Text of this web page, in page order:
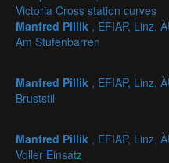
Victoria Cross station curves
Manfred Pillik , EFIAP, Linz,
Am Stufenbarren
Manfred Pillik , EFIAP, Linz,
Bruststil
Manfred Pillik , EFIAP, Linz,
Voller Einsatz